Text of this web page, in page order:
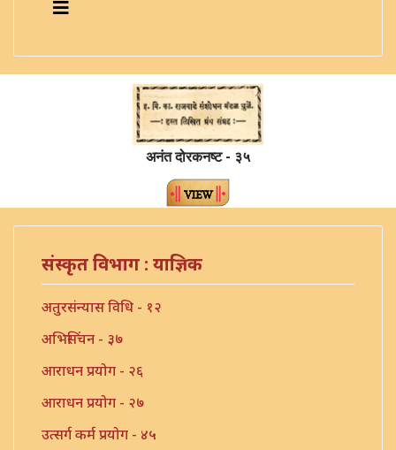
अनंत दोरकनष्ट - ३५
संस्कृत विभाग : याज्ञिक
अतुरसंन्यास विधि - १२
अभिसिंचन - ३७
आराधन प्रयोग - २६
आराधन प्रयोग - २७
उत्सर्ग कर्म प्रयोग - ४५